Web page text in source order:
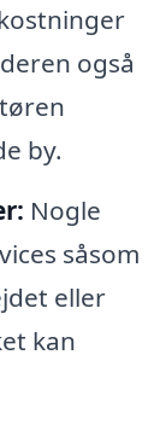
også
by.
Nogle
såsom
eller
kan